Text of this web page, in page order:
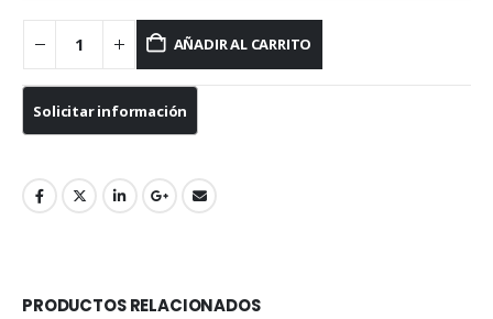
AÑADIR AL CARRITO
PRODUCTOS RELACIONADOS